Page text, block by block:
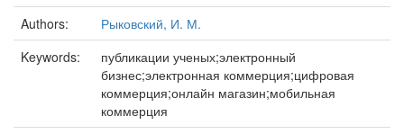
Authors:
Рыковский, И. М.
Keywords:
публикации ученых;электронный
бизнес;электронная коммерция;цифровая
коммерция;онлайн магазин;мобильная
коммерция